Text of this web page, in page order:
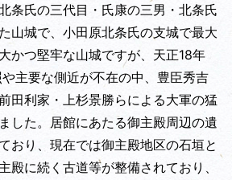
条氏の三代目・氏康の三男・北条氏
山城で、小田原北条氏の支城で最大
かつ堅牢な山城ですが、天正18年
や主要な側近が不在の中、豊臣秀吉
田利家・上杉景勝らによる大軍の猛
した。居館にあたる御主殿周辺の遺
おり、現在では御主殿地区の石垣と
殿に続く古道等が整備されており、